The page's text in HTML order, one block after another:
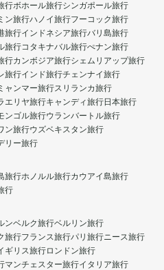
行ボホール旅行シンガポール旅行
ン旅行ハノイ旅行フーコック旅行
旅行インドネシア旅行バリ島旅行
旅行コタキナバル旅行ぺナン旅行
行カンボジア旅行シェムリアップ旅行
旅行インド旅行チェンナイ旅行
ャンマー旅行スリランカ旅行
エリヤ旅行キャンディ旅行日本旅行
ンゴル旅行ウランバートル旅行
ン旅行ウズベキスタン旅行
リー旅行
旅行ホノルル旅行カウアイ島旅行
行
ンベルク旅行ベルリン旅行
旅行フランス旅行パリ旅行ニース旅行
ギリス旅行ロンドン旅行
マンチェスター旅行イタリア旅行